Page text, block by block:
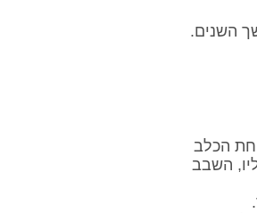
הכלב
השבב